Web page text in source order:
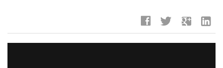
facebook twitter google linkedin